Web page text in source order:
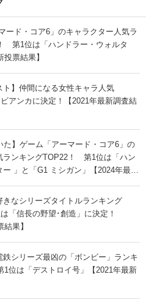
ード・コア6」のキャラクター人気ラ
第1位は「ハンドラー・ウォルタ
票結果】
ト】仲間になる女性キャラ人気
アンカに決定！【2021年最新調査結
た】ゲーム「アーマード・コア6」の
ランキングTOP22！ 第1位は「ハン
ー 」と「G1 ミシガン」【2024年最新
きなシリーズタイトルランキング
「信長の野望･創造」に決定！
結果】
鉄シリーズ最凶の「ボンビー」ランキ
位は「デストロイ号」【2021年最新